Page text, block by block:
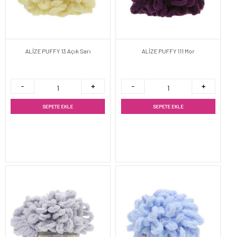
ALİZE PUFFY 13 Açık Sarı
SEPETE EKLE
ALİZE PUFFY 111 Mor
SEPETE EKLE